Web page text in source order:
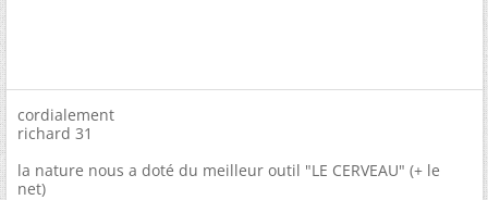
cordialement
richard 31
la nature nous a doté du meilleur outil "LE CERVEAU" (+ le
net)